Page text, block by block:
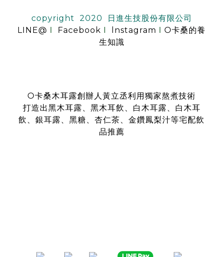
copyright 2020 日進生技股份有限公司
LINE@
Facebook lnstagram
O卡桑的養
生知識
O卡桑木耳露創辦人黃立丞利用獨家熬煮技術
打造出黑木耳露、黑木耳飲、白木耳露、白木耳
飲、銀耳露、黑糖、杏仁茶、金鑽鳳梨汁等宅配飲
品推薦